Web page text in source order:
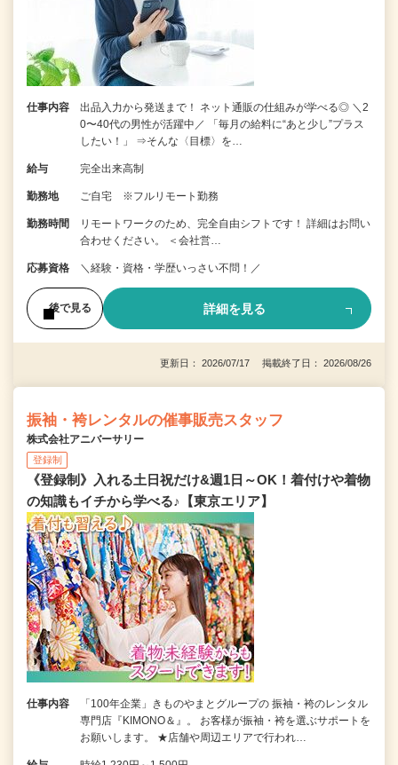
仕事内容
出品入力から発送まで！ ネット通販の仕組みが学べる◎ ＼2
0〜40代の男性が活躍中／ 「毎月の給料に“あと少し”プラス
したい！」 ⇒そんな〈目標〉を…
給与 完全出来高制
勤務地 ご自宅 ※フルリモート勤務
勤務時間
リモートワークのため、完全自由シフトです！ 詳細はお問い
合わせください。 ＜会社営…
応募資格 ＼経験・資格・学歴いっさい不問！／
後で見る 詳細を見る
更新日： 2026/07/17 掲載終了日： 2026/08/26
振袖・袴レンタルの催事販売スタッフ
株式会社アニバーサリー
登録制
《登録制》入れる土日祝だけ&週1日～OK！着付けや着物
の知識もイチから学べる♪【東京エリア】
仕事内容
「100年企業」きものやまとグループの 振袖・袴のレンタル
専門店『KIMONO＆』。 お客様が振袖・袴を選ぶサポートを
お願いします。 ★店舗や周辺エリアで行われ…